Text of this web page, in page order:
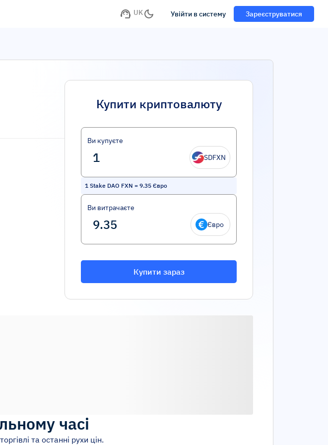
UK Увійти в систему Зареєструватися
Купити криптовалюту
Ви купуєте
SDFXN
1 Stake DAO FXN = 9.35 Євро
Ви витрачаєте
Євро
Купити зараз
часі
та останні рухи цін.